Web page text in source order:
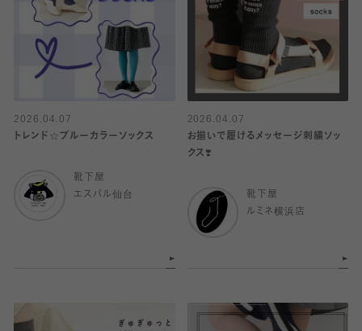
2026.04.07
トレンド☆ブルーカラーソックス
靴下屋
エスパル仙台
2026.04.07
お揃いで履けるメッセージ刺繍ソッ
クス❣️
靴下屋
ルミネ横浜店